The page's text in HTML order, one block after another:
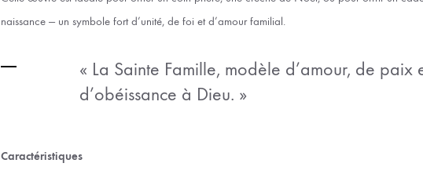
naissance — un symbole fort d’unité, de foi et d’amour familial.
« La Sainte Famille, modèle d’amour, de paix
d’obéissance à Dieu. »
Caractéristiques